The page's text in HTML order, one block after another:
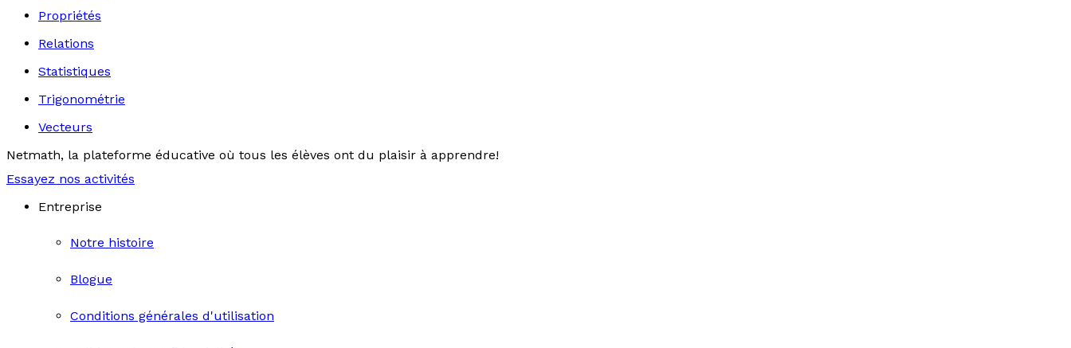
Propriétés
Relations
Statistiques
Trigonométrie
Vecteurs
Netmath, la plateforme éducative où tous les élèves ont du plaisir à apprendre!
Essayez nos activités
Entreprise
Notre histoire
Blogue
Conditions générales d'utilisation